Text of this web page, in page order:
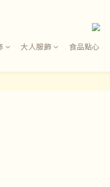
大人服飾 食品點心